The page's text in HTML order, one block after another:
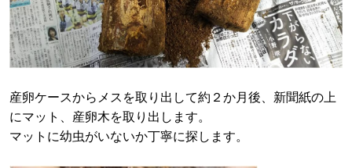
産卵ケースからメスを取り出して約２か月後、新聞紙の上
にマット、産卵木を取り出します。
マットに幼虫がいないか丁寧に探します。